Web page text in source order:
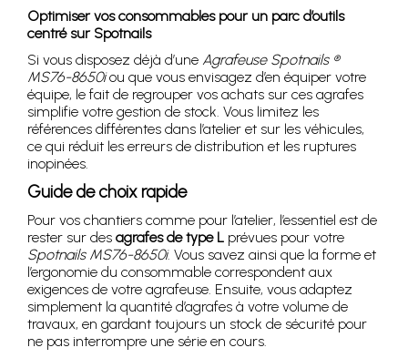
Optimiser vos consommables pour un parc d’outils
centré sur Spotnails
Si vous disposez déjà d’une Agrafeuse Spotnails ®
MS76-8650iou que vous envisagez d’en équiper votre
équipe, le fait de regrouper vos achats sur ces agrafes
simplifie votre gestion de stock. Vous limitez les
références différentes dans l’atelier et sur les véhicules,
ce qui réduit les erreurs de distribution et les ruptures
inopinées.
Guide de choix rapide
Pour vos chantiers comme pour l’atelier, l’essentiel est de
rester sur des agrafes de type L prévues pour votre
Spotnails MS76-8650i. Vous savez ainsi que la forme et
l’ergonomie du consommable correspondent aux
exigences de votre agrafeuse. Ensuite, vous adaptez
simplement la quantité d’agrafes à votre volume de
travaux, en gardant toujours un stock de sécurité pour
ne pas interrompre une série en cours.